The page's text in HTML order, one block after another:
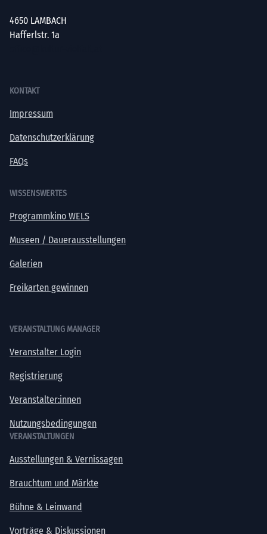
4650 LAMBACH
Hafferlstr. 1a
KONTAKT
Impressum
Datenschutzerklärung
FAQs
WISSENSWERTES
Programmkino WELS
Museen / Dauerausstellungen
Galerien
Freikarten gewinnen
VERANSTALTUNG MANAGER
Veranstalter Login
Registrierung
Veranstalter:innen
Nutzungsbedingungen
VERANSTALTUNGEN
Ausstellungen & Vernissagen
Brauchtum und Märkte
Bühne & Leinwand
Vorträge & Diskussionen